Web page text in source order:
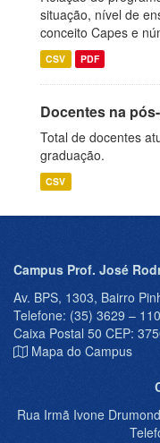
situação, nível de
conceito Capes e
CSV PDF
Docentes na
Total de docentes
graduação.
CSV
Campus Prof. José
Av. BPS, 1303, Bairro
Telefone: (35) 3629 –
Caixa Postal 50 CEP:
Mapa do Campus
Rua Irmã Ivone